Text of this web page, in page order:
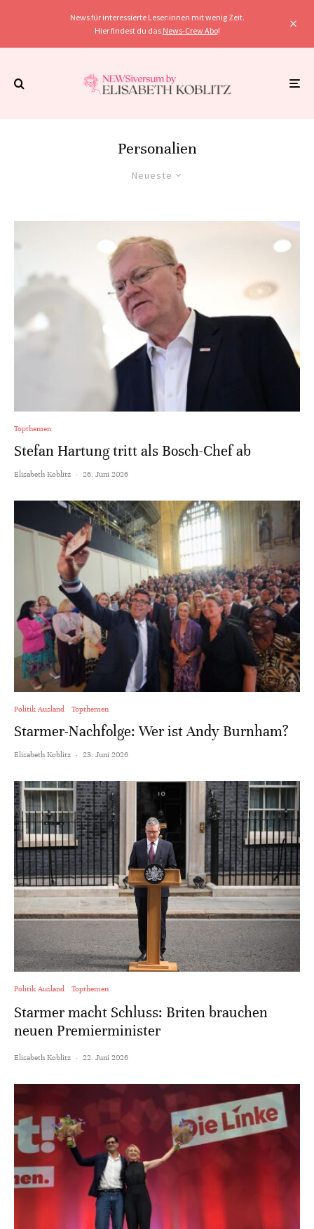
News für interessierte Leser:innen mit wenig Zeit.
Hier findest du das News-Crew Abo!
Personalien
Neueste
Topthemen
Stefan Hartung tritt als Bosch-Chef ab
Elisabeth Koblitz · 26. Juni 2026
Politik Ausland Topthemen
Starmer-Nachfolge: Wer ist Andy Burnham?
Elisabeth Koblitz · 23. Juni 2026
Politik Ausland Topthemen
Starmer macht Schluss: Briten brauchen
neuen Premierminister
Elisabeth Koblitz · 22. Juni 2026